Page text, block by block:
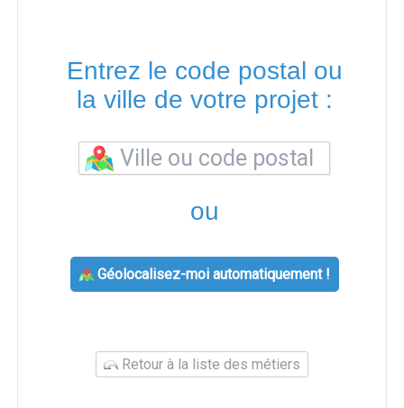
Entrez le code postal ou
la ville de votre projet :
ou
Géolocalisez-moi automatiquement !
Retour à la liste des métiers